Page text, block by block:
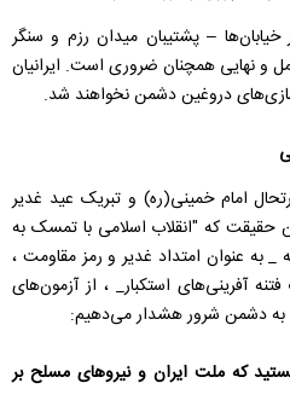
– پشتیبان میدان رزم و سنگر
و نهایی همچنان ضروری است. ایرانیان
دروغین دشمن نخواهند شد.
امام خمینی(ره) و تبریک عید غدیر
حقیقت که "انقلاب اسلامی با تمسک به
به عنوان امتداد غدیر و رمز مقاومت ،
آفرینی‌های استکبار_ ، از آزمون‌های
به دشمن شرور هشدار می‌دهیم:
که ملت ایران و نیروهای مسلح بر